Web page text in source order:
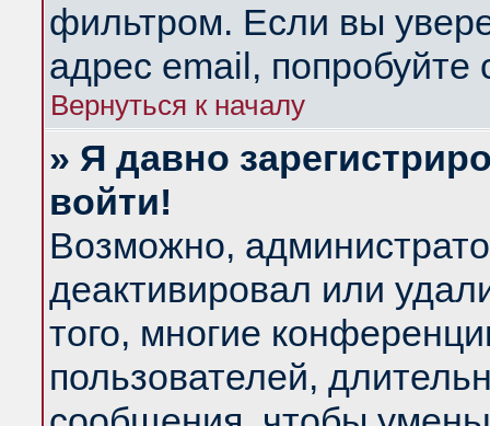
фильтром. Если вы
адрес email, попробуйте
Вернуться к началу
» Я давно
войти!
Возможно,
деактивировал или
того, многие
пользователей,